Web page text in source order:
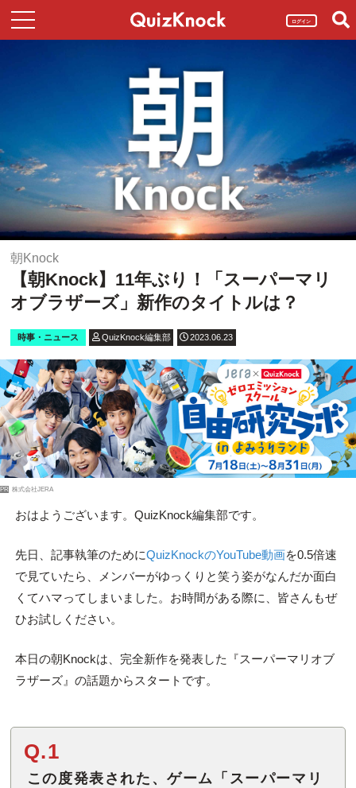
ログイン
朝Knock
【朝Knock】11年ぶり！「スーパーマリ
オブラザーズ」新作のタイトルは？
時事・ニュース QuizKnock編集部 2023.06.23
PR 株式会社JERA
おはようございます。QuizKnock編集部です。
先日、記事執筆のためにQuizKnockのYouTube動画を0.5倍速
で見ていたら、メンバーがゆっくりと笑う姿がなんだか面白
くてハマってしまいました。お時間がある際に、皆さんもぜ
ひお試しください。
本日の朝Knockは、完全新作を発表した『スーパーマリオブ
ラザーズ』の話題からスタートです。
Q.1
この度発表された、ゲーム「スーパーマリ